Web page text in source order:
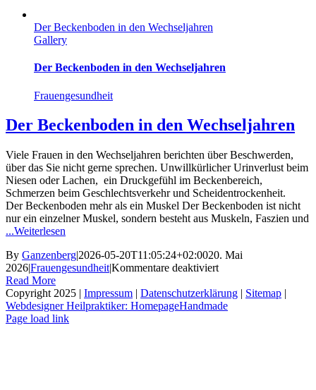
Der Beckenboden in den Wechseljahren
Gallery
Der Beckenboden in den Wechseljahren
Frauengesundheit
Der Beckenboden in den Wechseljahren
Viele Frauen in den Wechseljahren berichten über Beschwerden,
über das Sie nicht gerne sprechen. Unwillkürlicher Urinverlust beim
Niesen oder Lachen, ein Druckgefühl im Beckenbereich,
Schmerzen beim Geschlechtsverkehr und Scheidentrockenheit.
Der Beckenboden mehr als ein Muskel Der Beckenboden ist nicht
nur ein einzelner Muskel, sondern besteht aus Muskeln, Faszien und
...Weiterlesen
By Ganzenberg|2026-05-20T11:05:24+02:0020. Mai
2026|Frauengesundheit|Kommentare deaktiviertfür
Beckenboden
in
Read More
Copyright 2025 | Impressum | Datenschutzerklärung | Sitemap |
Webdesigner Heilpraktiker: HomepageHandmade
Page load link